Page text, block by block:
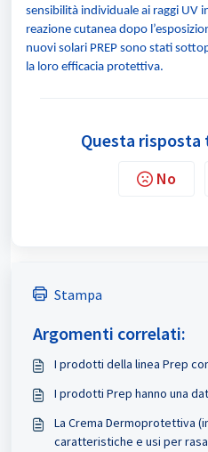
sensibilità individuale ai raggi UV
reazione cutanea dopo
nuovi solari PREP sono stati
la loro efficacia protettiva.
Questa
No
Stampa
Argomenti correlati:
I prodotti della linea Prep
I prodotti Prep hanno una
La Crema Dermoprotettiva
caratteristiche e usi per